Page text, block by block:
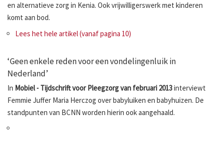
en alternatieve zorg in Kenia. Ook vrijwilligerswerk met kinderen
komt aan bod.
Lees het hele artikel (vanaf pagina 10)
‘Geen enkele reden voor een vondelingenluik in
Nederland’
In Mobiel - Tijdschrift voor Pleegzorg van februari 2013interviewt
Femmie Juffer Maria Herczog over babyluiken en babyhuizen. De
standpunten van BCNN worden hierin ook aangehaald.